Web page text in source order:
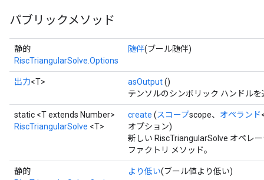
パブリックメソッド
静的
RiscTriangularSolve.Options
随伴(ブール随伴)
出力<T> asOutput()
テンソルのシンボリック ハンドルを
static <T extends Number>
RiscTriangularSolve <T>
create (スコープscope、 オペランド
オプション)
新しい RiscTriangularSolve オペレ
ファクトリ メソッド。
静的
より低い(ブール値より低い)